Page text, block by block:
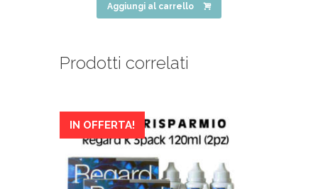
Aggiungi al carrello
Prodotti correlati
IN OFFERTA!